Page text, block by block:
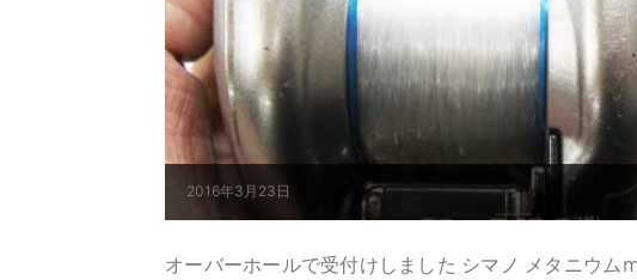
2016年3月23日
オーバーホールで受付けしました シマノ メタニウム